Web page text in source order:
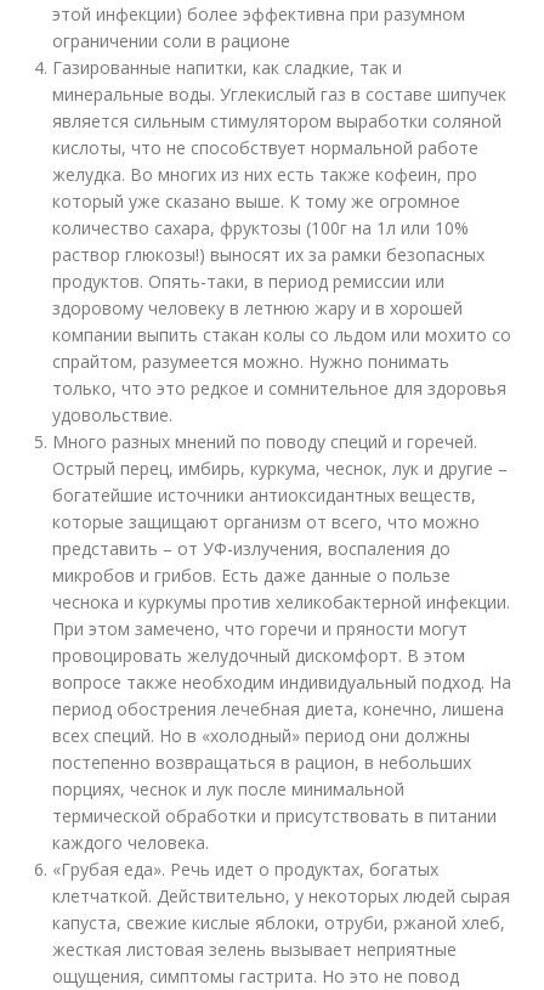
этой инфекции) более эффективна при разумном
ограничении соли в рационе
Газированные напитки, как сладкие, так и
минеральные воды. Углекислый газ в составе шипучек
является сильным стимулятором выработки соляной
кислоты, что не способствует нормальной работе
желудка. Во многих из них есть также кофеин, про
который уже сказано выше. К тому же огромное
количество сахара, фруктозы (100г на 1л или 10%
раствор глюкозы!) выносят их за рамки безопасных
продуктов. Опять-таки, в период ремиссии или
здоровому человеку в летнюю жару и в хорошей
компании выпить стакан колы со льдом или мохито со
спрайтом, разумеется можно. Нужно понимать
только, что это редкое и сомнительное для здоровья
удовольствие.
Много разных мнений по поводу специй и горечей.
Острый перец, имбирь, куркума, чеснок, лук и другие –
богатейшие источники антиоксидантных веществ,
которые защищают организм от всего, что можно
представить – от УФ-излучения, воспаления до
микробов и грибов. Есть даже данные о пользе
чеснока и куркумы против хеликобактерной инфекции.
При этом замечено, что горечи и пряности могут
провоцировать желудочный дискомфорт. В этом
вопросе также необходим индивидуальный подход. На
период обострения лечебная диета, конечно, лишена
всех специй. Но в «холодный» период они должны
постепенно возвращаться в рацион, в небольших
порциях, чеснок и лук после минимальной
термической обработки и присутствовать в питании
каждого человека.
«Грубая еда». Речь идет о продуктах, богатых
клетчаткой. Действительно, у некоторых людей сырая
капуста, свежие кислые яблоки, отруби, ржаной хлеб,
жесткая листовая зелень вызывает неприятные
ощущения, симптомы гастрита. Но это не повод